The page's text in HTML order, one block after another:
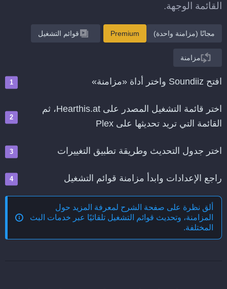
القائمة الوجهة.
مجانًا (مزامنة واحدة) Premium قوائم التشغيل
مزامنة
افتح Soundiiz واختر أداة «مزامنة»
اختر قائمة التشغيل المصدر على Hearthis.at، ثم
القائمة التي تريد تحديثها على Plex
اختر جدول التحديث وطريقة تطبيق التغييرات
راجع الإعدادات وابدأ مزامنة قوائم التشغيل
ألق نظرة على صفحة الشرح لمعرفة المزيد حول
المزامنة، وتحديث قوائم التشغيل تلقائيًا عبر خدمات البث
المختلفة.